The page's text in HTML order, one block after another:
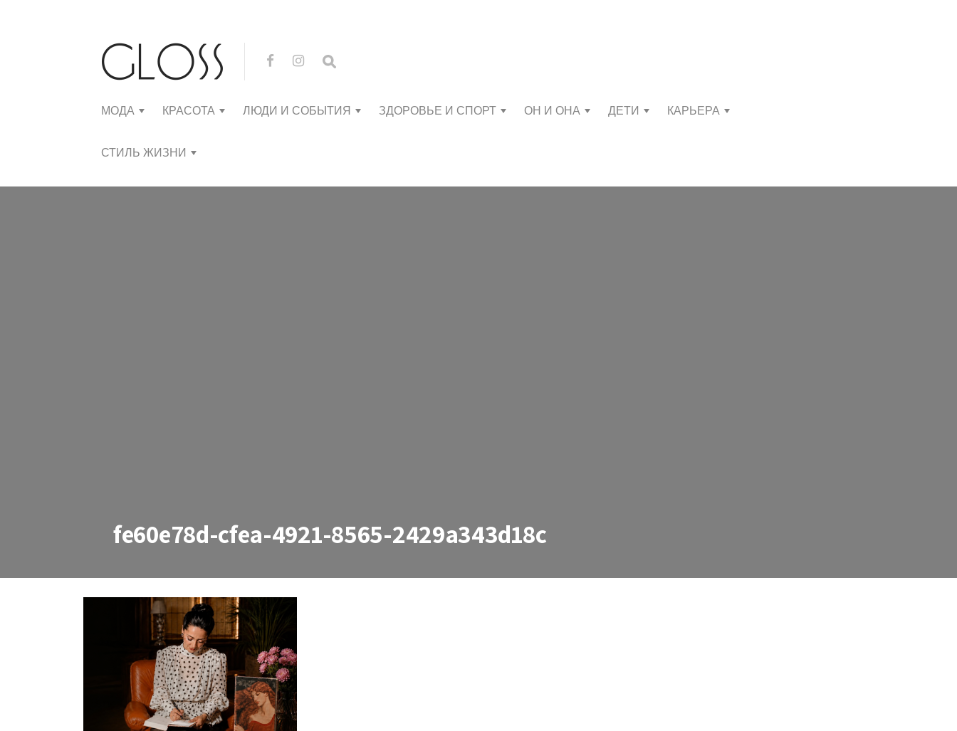
МОДА КРАСОТА ЛЮДИ И СОБЫТИЯ ЗДОРОВЬЕ И СПОРТ ОН И ОНА ДЕТИ КАРЬЕРА
СТИЛЬ ЖИЗНИ
fe60e78d-cfea-4921-8565-2429a343d18c
fe60e78d-cfea-4921-8565-2429a343d18c